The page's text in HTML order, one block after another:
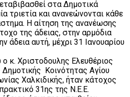
στα Δημοτικά
τριετία και ανανεώνονται κάθε
Η αίτηση της ανανέωσης
της άδειας, στην αρμόδια
άδεια αυτή, μέχρι 31 Ιανουαρίου
Χριστοδουλης Ελευθέριος
Κοινότητας Αγίου
Χαλκιδικής, ήταν κάτοχος
31ης της Ν.Ε.Ε.